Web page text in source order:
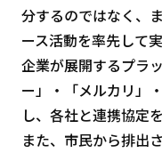
分するのではなく、
ース活動を率先して
企業が展開するプラ
ー」・「メルカリ」
し、各社と連携協定
また、市民から排出